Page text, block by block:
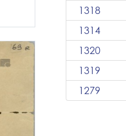
1318
1314
1320
1319
1279